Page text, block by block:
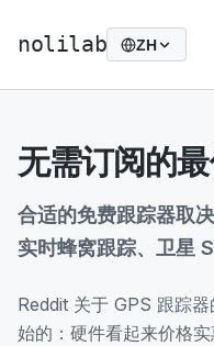
nolilab ZH
无需订阅的
合适的免费跟踪器取
实时蜂窝跟踪、卫星
Reddit 关于 GPS 跟踪
始的：硬件看起来价格